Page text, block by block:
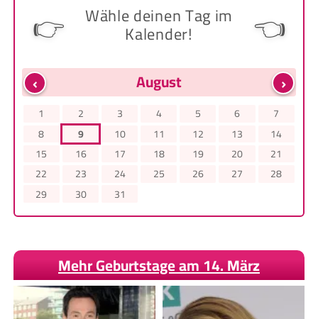
👉 Wähle deinen Tag im
Kalender! 👈
‹ ›
August
1 2 3 4 5 6
7
8
9 10 11 12 13
14
15
16 17 18 19 20
21
22
23 24 25 26 27
28
29
30 31
Mehr Geburtstage am 14. März